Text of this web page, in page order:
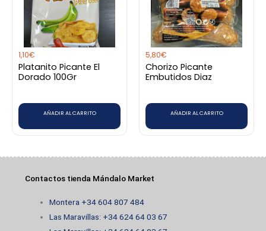
1,10€
Platanito Picante El
Dorado 100Gr
AÑADIR AL CARRITO
5,80€
Chorizo Picante
Embutidos Diaz
AÑADIR AL CARRITO
Contactos tienda Mándalo Market
Montera +34 604 807 484
Las Maravillas: +34 624 64 03 67